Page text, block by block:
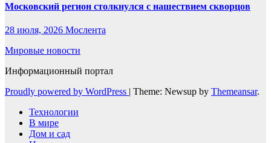
Московский регион столкнулся с нашествием скворцов
28 июля, 2026 Мослента
Мировые новости
Информационный портал
Proudly powered by WordPress | Theme: Newsup by Themeansar.
Технологии
В мире
Дом и сад